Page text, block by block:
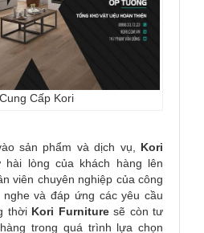
Cấp Kori
sản phẩm và dịch vụ, Kori
hài lòng của khách hàng lên
viên chuyên nghiệp của công
và đáp ứng các yêu cầu
thời Kori Furnituresẽ còn tư
trong quá trình lựa chọn